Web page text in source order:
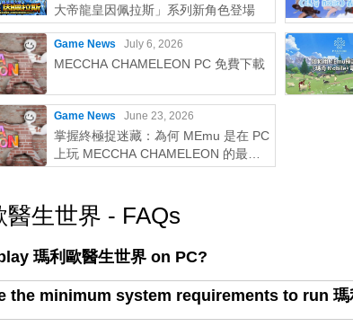
大帝龍皇因佩拉斯」系列新角色登場
Game News July 6, 2026
MECCHA CHAMELEON PC 免費下載
Game News June 23, 2026
掌握終極捉迷藏：為何 MEmu 是在 PC
上玩 MECCHA CHAMELEON 的最佳
選擇！
醫生世界 - FAQs
瑪利歐醫生世界 on PC?
the minimum system requirements to run 瑪